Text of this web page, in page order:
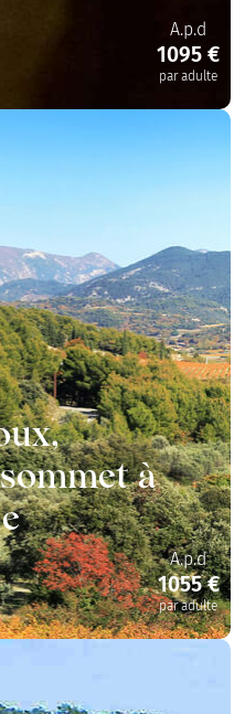
A.p.d
1095 €
par adulte
à
A.p.d
1055 €
par adulte